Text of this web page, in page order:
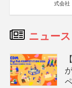
式会社
ニュース